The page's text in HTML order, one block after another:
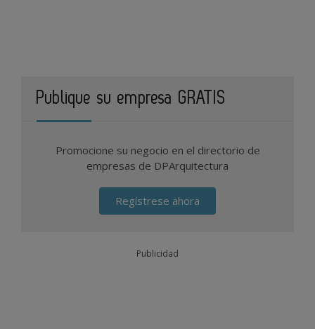
Publique su empresa GRATIS
Promocione su negocio en el directorio de
empresas de DPArquitectura
Regístrese ahora
Publicidad